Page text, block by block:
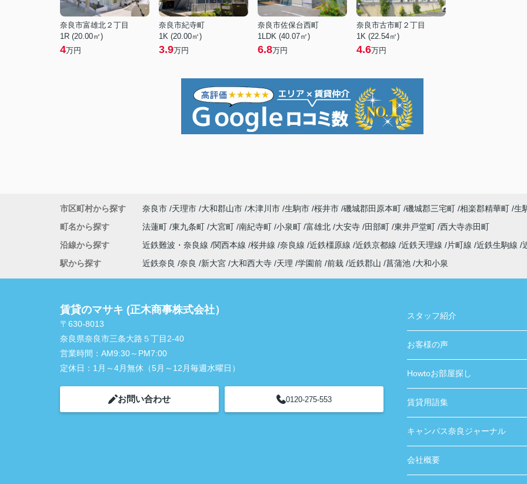
奈良市富雄北２丁目
1R (20.00㎡)
4万円
奈良市紀寺町
1K (20.00㎡)
3.9万円
奈良市佐保台西町
1LDK (40.07㎡)
6.8万円
奈良市古市町２丁目
1K (22.54㎡)
4.6万円
市区町村から探す 奈良市 天理市 大和郡山市 木津川市 生駒市 桜井市 磯城郡田原本町 磯城郡三宅町 相楽郡精華町 生
町名から探す
法蓮町 東九条町 大宮町 南紀寺町 小泉町 富雄北 大安寺 田部町 東井戸堂町 西大寺赤田町
沿線から探す
近鉄難波・奈良線 関西本線 桜井線 奈良線 近鉄橿原線 近鉄京都線 近鉄天理線 片町線 近鉄生駒線
駅から探す
近鉄奈良 奈良 新大宮 大和西大寺 天理 学園前 前栽 近鉄郡山 菖蒲池 大和小泉
賃貸のマサキ (正木商事株式会社）
〒630-8013
奈良県奈良市三条大路５丁目2-40
営業時間： AM9:30～PM7:00
定休日： 1月～4月無休（5月～12月毎週水曜日）
お問い合わせ 0120-275-553
スタッフ紹介
お客様の声
Howtoお部屋探し
賃貸用語集
キャンパス奈良ジャーナル
会社概要